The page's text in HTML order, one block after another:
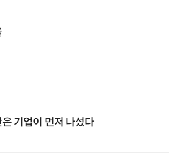
기업이 먼저 나섰다